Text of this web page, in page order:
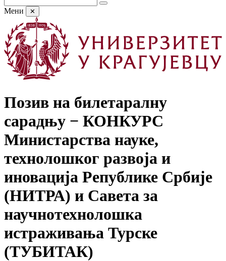
Мени ✕
Позив на билетаралну
сарадњу − КОНКУРС
Министарства науке,
технолошког развоја и
иновација Републике Србије
(НИТРА) и Савета за
научнотехнолошка
истраживања Турске
(ТУБИТАК)